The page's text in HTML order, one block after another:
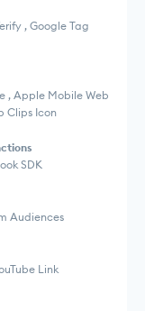
, Google Tag
, Apple Mobile Web
Clips Icon
SDK
Audiences
Link